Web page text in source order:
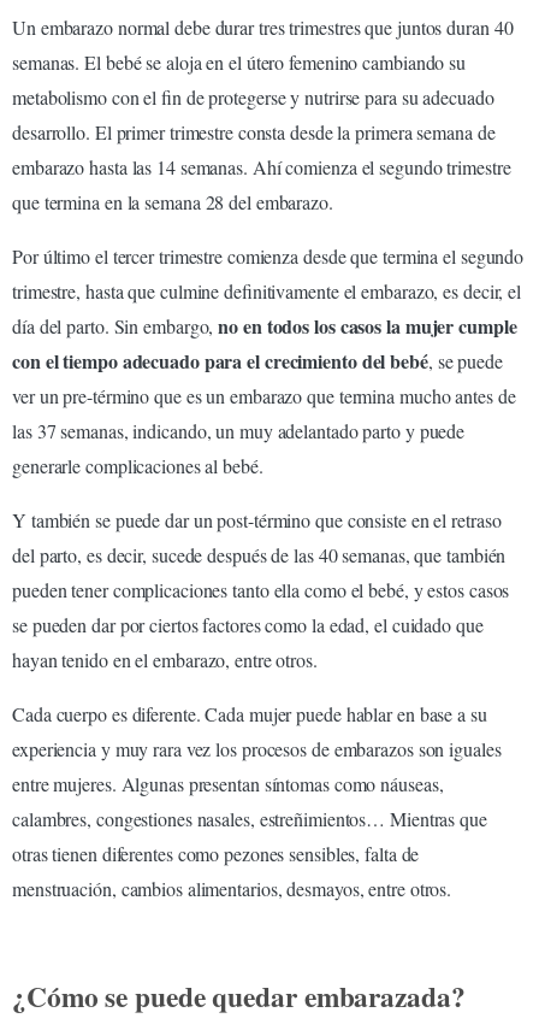
Un embarazo normal debe durar tres trimestres que juntos duran 40
semanas. El bebé se aloja en el útero femenino cambiando su
metabolismo con el fin de protegerse y nutrirse para su adecuado
desarrollo. El primer trimestre consta desde la primera semana de
embarazo hasta las 14 semanas. Ahí comienza el segundo trimestre
que termina en la semana 28 del embarazo.
Por último el tercer trimestre comienza desde que termina el segundo
trimestre, hasta que culmine definitivamente el embarazo, es decir, el
día del parto. Sin embargo,no en todos los casos la mujer cumple
con el tiempo adecuado para el crecimiento del bebé, se puede
ver un pre-término que es un embarazo que termina mucho antes de
las 37 semanas, indicando, un muy adelantado parto y puede
generarle complicaciones al bebé.
Y también se puede dar un post-término que consiste en el retraso
del parto, es decir, sucede después de las 40 semanas, que también
pueden tener complicaciones tanto ella como el bebé, y estos casos
se pueden dar por ciertos factores como la edad, el cuidado que
hayan tenido en el embarazo, entre otros.
Cada cuerpo es diferente. Cada mujer puede hablar en base a su
experiencia y muy rara vez los procesos de embarazos son iguales
entre mujeres. Algunas presentan síntomas como náuseas,
calambres, congestiones nasales, estreñimientos… Mientras que
otras tienen diferentes como pezones sensibles, falta de
menstruación, cambios alimentarios, desmayos, entre otros.
¿Cómo se puede quedar embarazada?